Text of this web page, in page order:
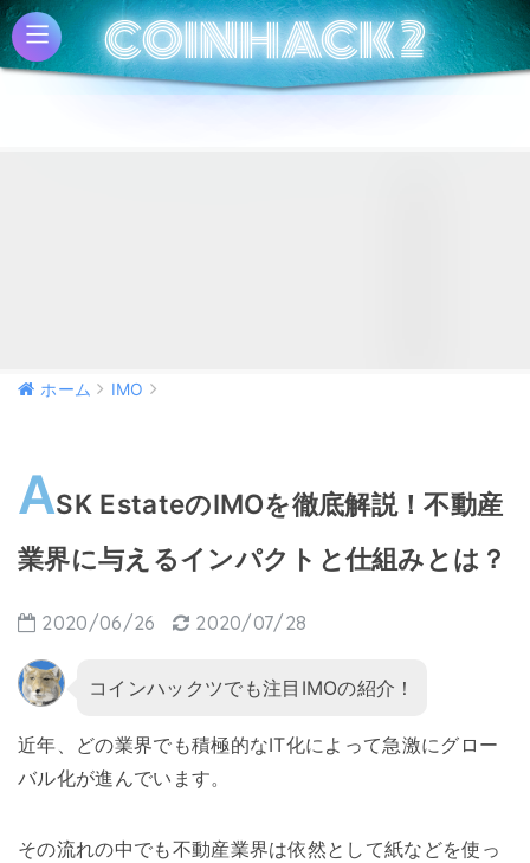
COINHACK 2
COINHACK 2
ホーム IMO
ASK EstateのIMOを徹底解説！不動産
業界に与えるインパクトと仕組みとは？
2020/06/26 2020/07/28
コインハックツでも注目IMOの紹介！
近年、どの業界でも積極的なIT化によって急激にグロー
バル化が進んでいます。
その流れの中でも不動産業界は依然として紙などを使っ